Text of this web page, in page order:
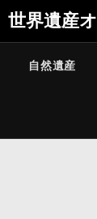
世界遺産
自然遺産